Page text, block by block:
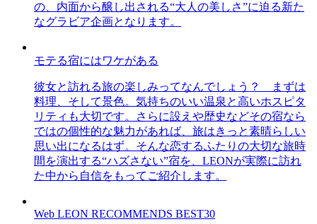
の、内面から醸し出される“大人の美しさ”に迫る新た
なグラビア企画となります。
モテる宿にはワケがある
彼女と訪れる旅の楽しみってなんでしょう？ まずは
料理、そして景色。気持ちのいい温泉と高いホスピタ
リティも大切です。さらに設えや歴史などその宿なら
ではの個性的な魅力があれば、旅はきっと素晴らしい
思い出になるはず。そんな恋するふたりの大切な旅時
間を演出する“ハズさない”宿を、LEONが実際に訪れ
た中から自信をもってご紹介します。
Web LEON RECOMMENDS BEST30